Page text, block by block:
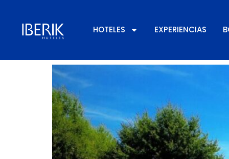
HOTELES EXPERIENCIAS
Los mejores campos